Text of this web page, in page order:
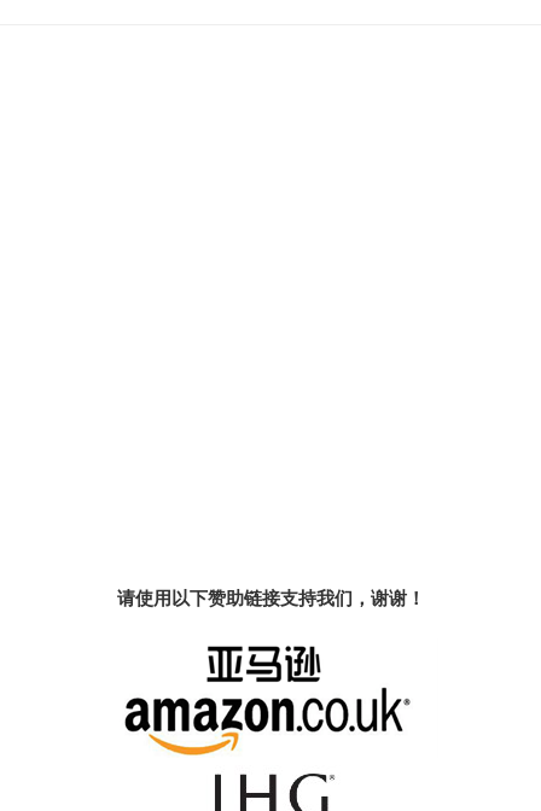
请使用以下赞助链接支持我们，谢谢！